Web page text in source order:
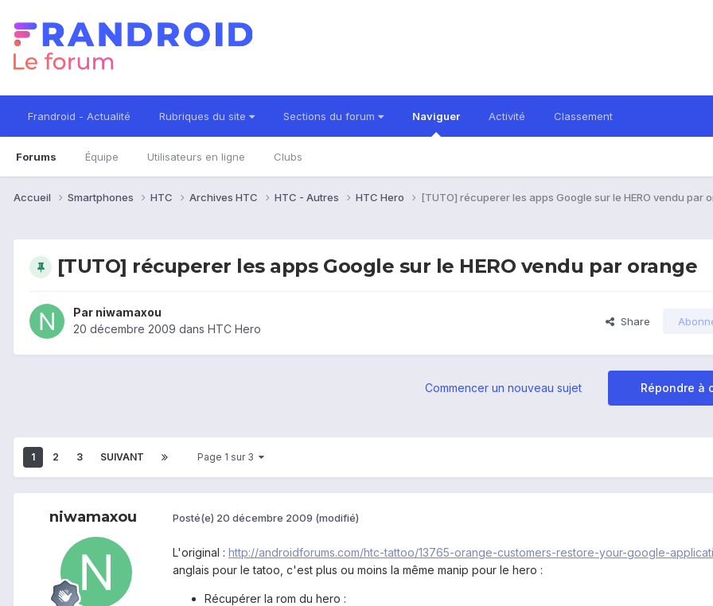
Frandroid - Actualité Rubriques du site Sections du forum Naviguer
Forums Équipe Utilisateurs en ligne Clubs
Activité Classement
Accueil Smartphones HTC Archives HTC HTC - Autres HTC Hero [TUTO] récuperer les apps Google sur le HERO vendu par
[TUTO] récuperer les apps Google sur le HERO vendu par orange
Par niwamaxou
20 décembre 2009 dans HTC Hero
Share
Répondre à
Commencer un nouveau sujet
1 2 3 SUIVANT Page 1 sur 3
niwamaxou Posté(e) 20 décembre 2009 (modifié)
L'original : http://androidforums.com/htc-tattoo/13765-orange-customers-restore-your-google-
anglais pour le tatoo, c'est plus ou moins la même manip pour le hero :
Récupérer la rom du hero :